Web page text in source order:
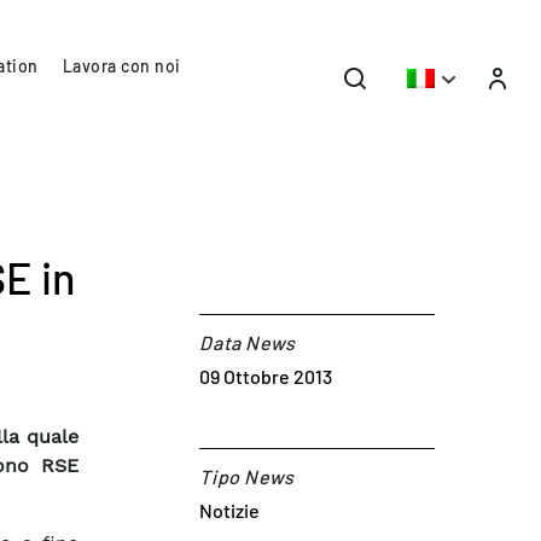
Lavora con noi
in
quale
RSE
Data News
09 Ottobre 2013
Tipo News
Notizie